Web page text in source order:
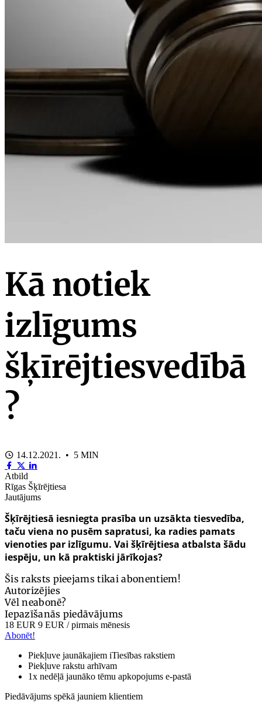
Kā notiek
izlīgums
šķīrējtiesvedībā
?
14.12.2021. • 5 MIN
Atbild
Rīgas Šķīrējtiesa
Jautājums
Šķīrējtiesā iesniegta prasība un uzsākta tiesvedība,
taču viena no pusēm sapratusi, ka radies pamats
vienoties par izlīgumu. Vai šķīrējtiesa atbalsta šādu
iespēju, un kā praktiski jārīkojas?
Šis raksts pieejams tikai abonentiem!
Autorizējies
Vēl neabonē?
Iepazīšanās piedāvājums
18 EUR 9 EUR / pirmais mēnesis
Abonēt!
Piekļuve jaunākajiem iTiesības rakstiem
Piekļuve rakstu arhīvam
1x nedēļā jaunāko tēmu apkopojums e-pastā
Piedāvājums spēkā jauniem klientiem